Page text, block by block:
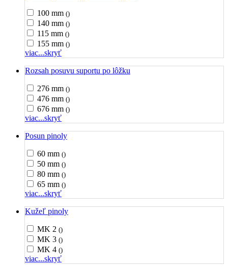
100 mm ()
140 mm ()
115 mm ()
155 mm ()
viac...skryť
Rozsah posuvu suportu po lôžku
276 mm ()
476 mm ()
676 mm ()
viac...skryť
Posun pinoly
60 mm ()
50 mm ()
80 mm ()
65 mm ()
viac...skryť
Kužeľ pinoly
MK 2 ()
MK 3 ()
MK 4 ()
viac...skryť